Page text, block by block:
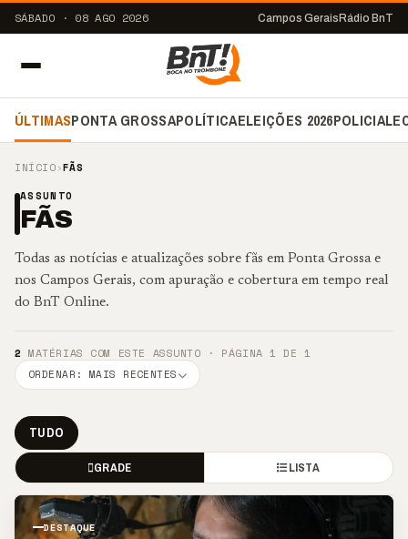
SÁBADO · 08 AGO 2026 Campos Gerais Rádio BnT
ÚLTIMASPONTA GROSSAPOLÍTICAELEIÇÕES 2026POLICIAL
INÍCIO›FÃS
ASSUNTO
FÃS
Todas as notícias e atualizações sobre fãs em Ponta Grossa e
nos Campos Gerais, com apuração e cobertura em tempo real
do BnT Online.
2 MATÉRIAS COM ESTE ASSUNTO · PÁGINA 1 DE 1
ORDENAR: MAIS RECENTES
TUDO
GRADE LISTA
DESTAQUE